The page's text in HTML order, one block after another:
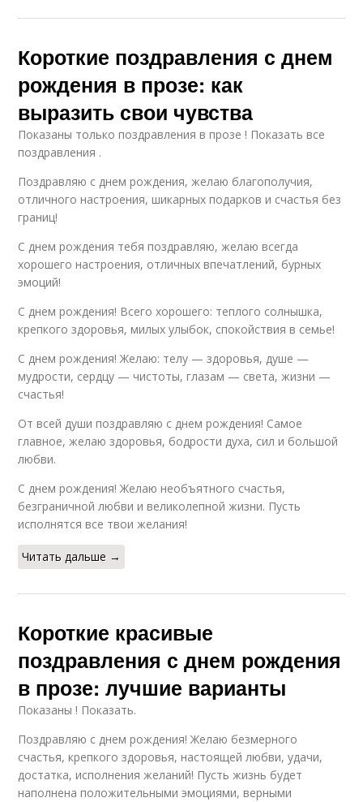
Короткие поздравления с днем
рождения в прозе: как
выразить свои чувства
Показаны только поздравления в прозе ! Показать все
поздравления .
Поздравляю с днем рождения, желаю благополучия,
отличного настроения, шикарных подарков и счастья без
границ!
С днем рождения тебя поздравляю, желаю всегда
хорошего настроения, отличных впечатлений, бурных
эмоций!
С днем рождения! Всего хорошего: теплого солнышка,
крепкого здоровья, милых улыбок, спокойствия в семье!
С днем рождения! Желаю: телу — здоровья, душе —
мудрости, сердцу — чистоты, глазам — света, жизни —
счастья!
От всей души поздравляю с днем рождения! Самое
главное, желаю здоровья, бодрости духа, сил и большой
любви.
С днем рождения! Желаю необъятного счастья,
безграничной любви и великолепной жизни. Пусть
исполнятся все твои желания!
Читать дальше →
Короткие красивые
поздравления с днем рождения
в прозе: лучшие варианты
Показаны ! Показать.
Поздравляю с днем рождения! Желаю безмерного
счастья, крепкого здоровья, настоящей любви, удачи,
достатка, исполнения желаний! Пусть жизнь будет
наполнена положительными эмоциями, верными